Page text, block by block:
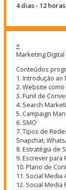
4 dias - 12
×
Marketing
Conteúdos
1. Introdução ao
2. Website
3. Funil de
4. Search
5. Campaign
6. SMO
7. Tipos de
Snapchat,
8. Estratégia de
9. Escrever para
10. Plano de
11. Social Media
12. Social Media